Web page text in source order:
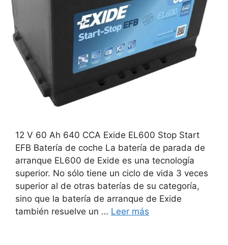
12 V 60 Ah 640 CCA Exide EL600 Stop Start
EFB Batería de coche La batería de parada de
arranque EL600 de Exide es una tecnología
superior. No sólo tiene un ciclo de vida 3 veces
superior al de otras baterías de su categoría,
sino que la batería de arranque de Exide
también resuelve un … Leer más